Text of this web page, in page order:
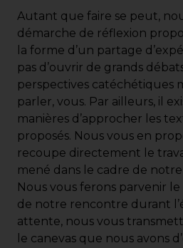
Autant que faire se peut,
démarche de réflexion
la forme d’un partage
pas d’ouvrir de grands
perspectives catéchétiques
parler, vous. Par ailleurs, il
manières d’approcher les
proposés. Nous vous en
recoupe directement le
mené dans le cadre de notre
Nous vous ferons parvenir
de notre rencontre durant
attente, nous vous
le canevas que nous avons